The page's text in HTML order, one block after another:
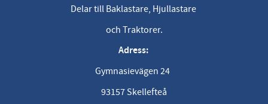
Delar till Baklastare, Hjullastare
och Traktorer.
Adress:
Gymnasievägen 24
93157 Skellefteå